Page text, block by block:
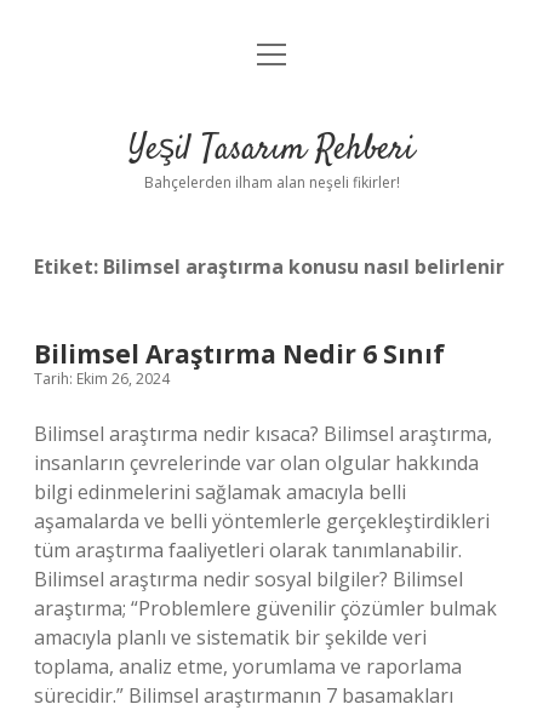
Anasayfa
Yasal Uyarı
menüyü
Yeşil Tasarım Rehberi
Bahçelerden ilham alan neşeli fikirler!
Etiket: Bilimsel araştırma konusu nasıl belirlenir
Bilimsel Araştırma Nedir 6 Sınıf
Tarih: Ekim 26, 2024
Bilimsel araştırma nedir kısaca? Bilimsel araştırma,
insanların çevrelerinde var olan olgular hakkında
bilgi edinmelerini sağlamak amacıyla belli
aşamalarda ve belli yöntemlerle gerçekleştirdikleri
tüm araştırma faaliyetleri olarak tanımlanabilir.
Bilimsel araştırma nedir sosyal bilgiler? Bilimsel
araştırma; “Problemlere güvenilir çözümler bulmak
amacıyla planlı ve sistematik bir şekilde veri
toplama, analiz etme, yorumlama ve raporlama
sürecidir.” Bilimsel araştırmanın 7 basamakları